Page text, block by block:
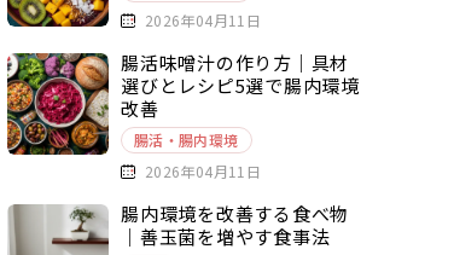
2026年04月11日
腸活味噌汁の作り方｜具材
選びとレシピ5選で腸内環境
改善
腸活・腸内環境
2026年04月11日
腸内環境を改善する食べ物
｜善玉菌を増やす食事法